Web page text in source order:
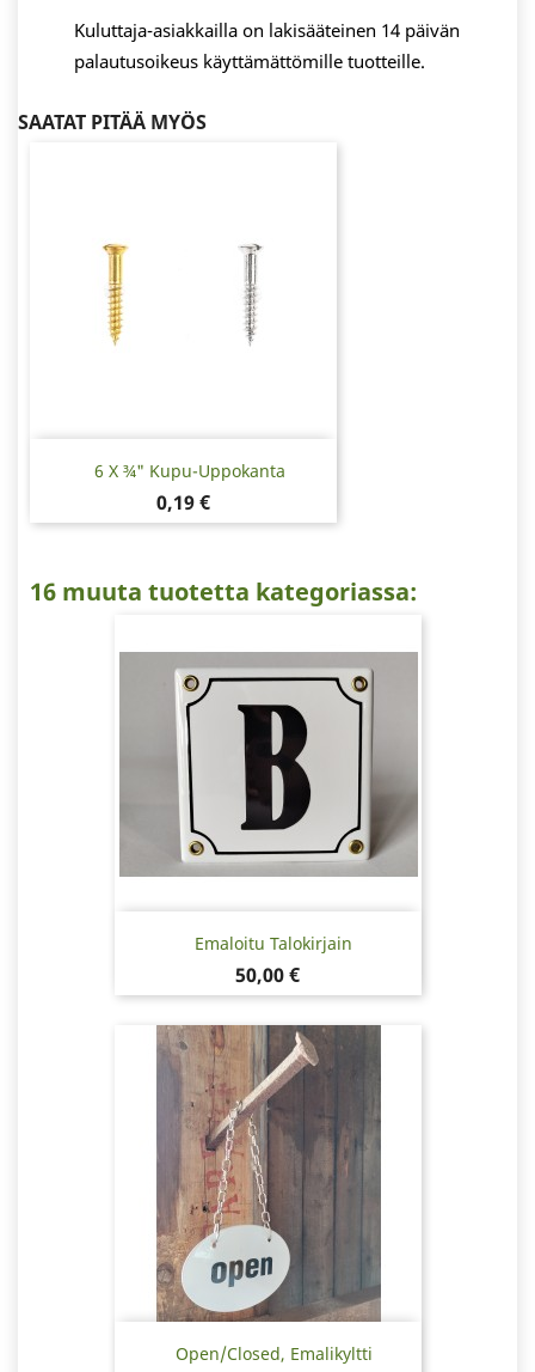
Kuluttaja-asiakkailla on lakisääteinen 14 päivän
palautusoikeus käyttämättömille tuotteille.
SAATAT PITÄÄ MYÖS
6 X ¾" Kupu-Uppokanta
Hinta
0,19 €
16 muuta tuotetta kategoriassa:
Emaloitu Talokirjain
Hinta
50,00 €
Open/Closed, Emalikyltti